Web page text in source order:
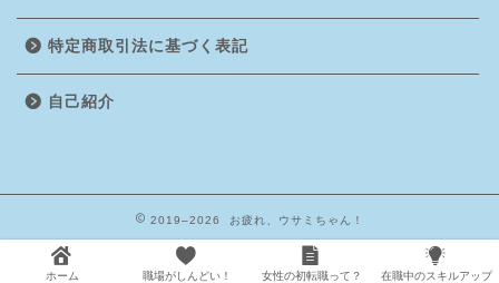
特定商取引法に基づく表記
自己紹介
2019–2026 お疲れ、ウサミちゃん！
ホーム 職場がしんどい！ 女性の初転職って？ 在職中のスキルアップ